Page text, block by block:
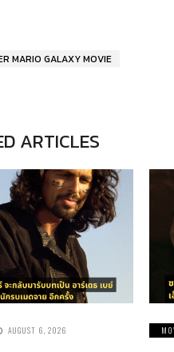
MARIO GALAXY MOVIE
ARTICLES
AUGUST 6, 2026